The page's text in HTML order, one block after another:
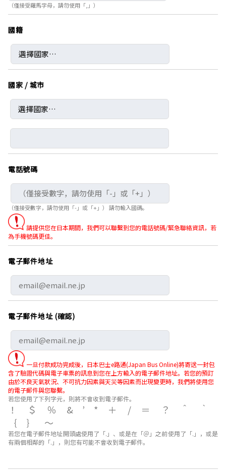
（僅接受羅馬字母，請勿使用「,」）
國籍
國家 / 城市
電話號碼
（僅接受數字，請勿使用「-」或「+」） 請勿輸入國碼。
請提供您在日本期間，我們可以聯繫到您的電話號碼/緊急聯絡資訊，若
為手機號碼更佳。
電子郵件地址
電子郵件地址 (確認)
一旦付款成功完成後，日本巴士e路通(Japan Bus Online)將寄送一封包
含了驗證代碼與電子車票的訊息到您在上方輸入的電子郵件地址。若您的預訂
由於不良天氣狀況、不可抗力因素與天災等因素而出現變更時，我們將使用您
的電子郵件與您聯繫。
若您使用了下列字元，則將不會收到電子郵件。
！＄％&’*＋/＝？＾｀
｛｝～
若您在電子郵件地址開頭處使用了「.」、或是在「＠」之前使用了「.」，或是
有兩個相鄰的「.」，則您有可能不會收到電子郵件。